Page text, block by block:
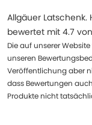
Allgäuer Latschenk.
bewertet mit 4.7 von
Die auf unserer
unseren
Veröffentlichung aber
dass Bewertungen
Produkte nicht